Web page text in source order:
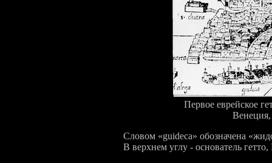
Первое еврейское
Венеция,
Словом «guideca» обозначена
В верхнем углу - основатель гетто,